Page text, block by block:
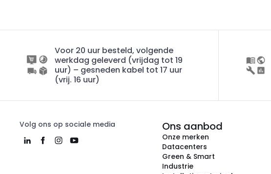
Voor 20 uur besteld, volgende
werkdag geleverd (vrijdag tot 19
uur) – gesneden kabel tot 17 uur
(vrij. 16 uur)
Volg ons op sociale media Ons aanbod
Onze merken
Datacenters
Green & Smart
Industrie